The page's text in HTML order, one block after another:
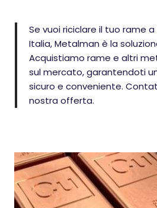
Se vuoi riciclare il tuo rame
Italia, Metalman è la
Acquistiamo rame e altri
sul mercato, garantendoti
sicuro e conveniente.
nostra offerta.